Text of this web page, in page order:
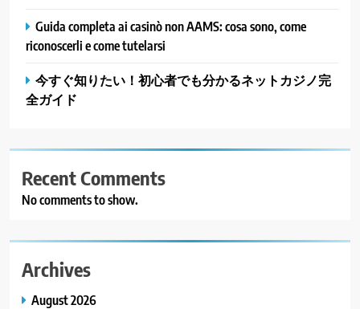
Guida completa ai casinò non AAMS: cosa sono, come
riconoscerli e come tutelarsi
今すぐ知りたい！初心者でも分かるネットカジノ完
全ガイド
Recent Comments
No comments to show.
Archives
August 2026